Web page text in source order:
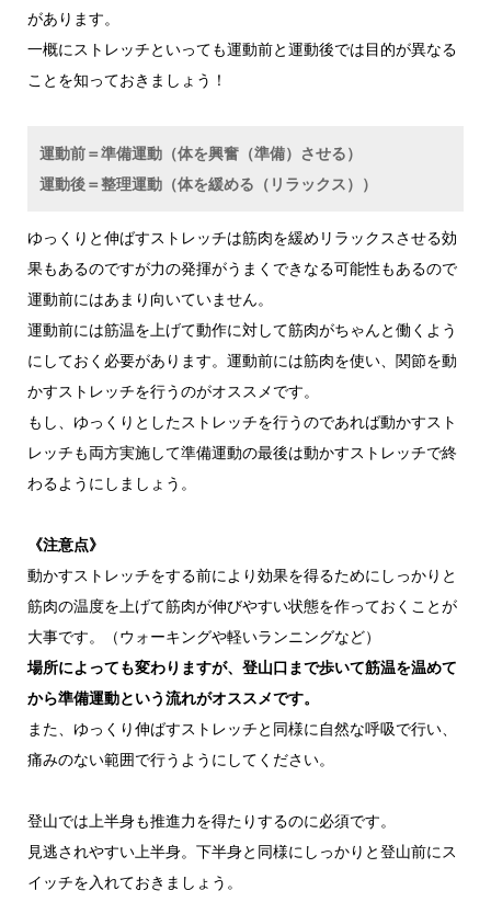
があります。
一概にストレッチといっても運動前と運動後では目的が異なる
ことを知っておきましょう！
運動前＝準備運動（体を興奮（準備）させる）
運動後＝整理運動（体を緩める（リラックス））
ゆっくりと伸ばすストレッチは筋肉を緩めリラックスさせる効
果もあるのですが力の発揮がうまくできなる可能性もあるので
運動前にはあまり向いていません。
運動前には筋温を上げて動作に対して筋肉がちゃんと働くよう
にしておく必要があります。運動前には筋肉を使い、関節を動
かすストレッチを行うのがオススメです。
もし、ゆっくりとしたストレッチを行うのであれば動かすスト
レッチも両方実施して準備運動の最後は動かすストレッチで終
わるようにしましょう。
《注意点》
動かすストレッチをする前により効果を得るためにしっかりと
筋肉の温度を上げて筋肉が伸びやすい状態を作っておくことが
大事です。（ウォーキングや軽いランニングなど）
場所によっても変わりますが、登山口まで歩いて筋温を温めて
から準備運動という流れがオススメです。
また、ゆっくり伸ばすストレッチと同様に自然な呼吸で行い、
痛みのない範囲で行うようにしてください。
登山では上半身も推進力を得たりするのに必須です。
見逃されやすい上半身。下半身と同様にしっかりと登山前にス
イッチを入れておきましょう。